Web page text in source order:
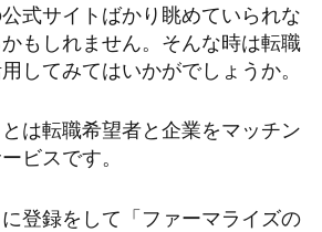
式サイトばかり眺めていられな
もしれません。そんな時は転職
してみてはいかがでしょうか。
は転職希望者と企業をマッチン
ビスです。
登録をして「ファーマライズの